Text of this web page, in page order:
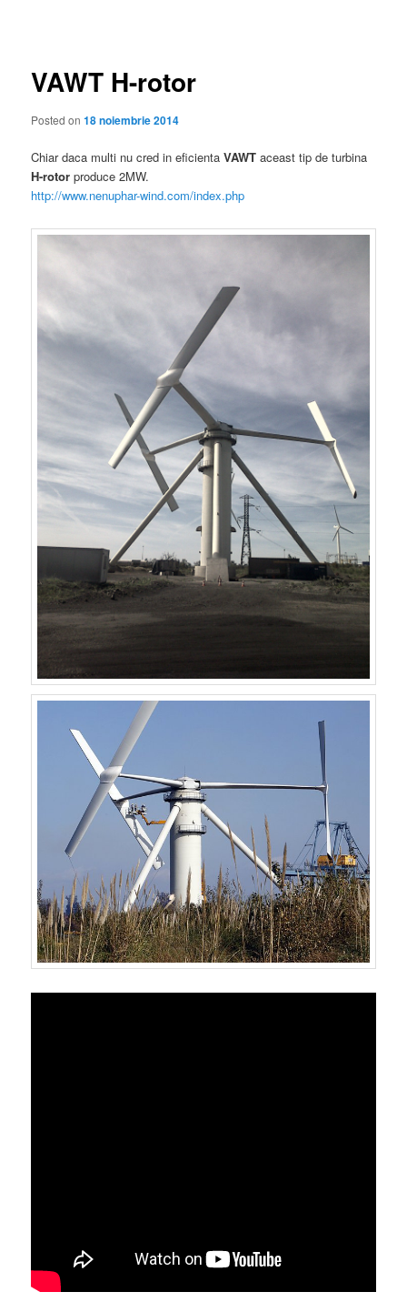
VAWT H-rotor
Posted on18 noiembrie 2014
Chiar daca multi nu cred in eficienta VAWT aceast tip de turbina
H-rotor produce 2MW.
http://www.nenuphar-wind.com/index.php